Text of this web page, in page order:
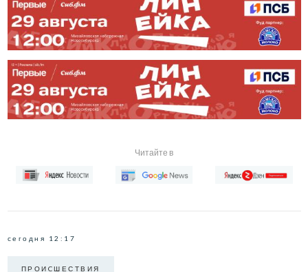
Читайте в
сегодня 12:17
ПРОИCШЕСТВИЯ